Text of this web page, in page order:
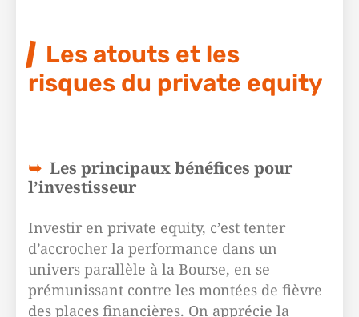
Les atouts et les
risques du private equity
Les principaux bénéfices pour
l’investisseur
Investir en private equity, c’est tenter
d’accrocher la performance dans un
univers parallèle à la Bourse, en se
prémunissant contre les montées de fièvre
des places financières. On apprécie la